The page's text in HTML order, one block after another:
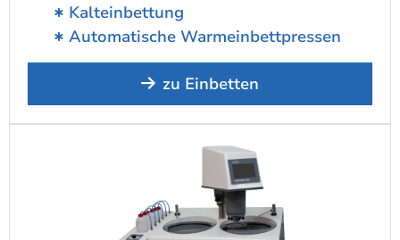
Kalteinbettung
Automatische Warmeinbettpressen
zu Einbetten